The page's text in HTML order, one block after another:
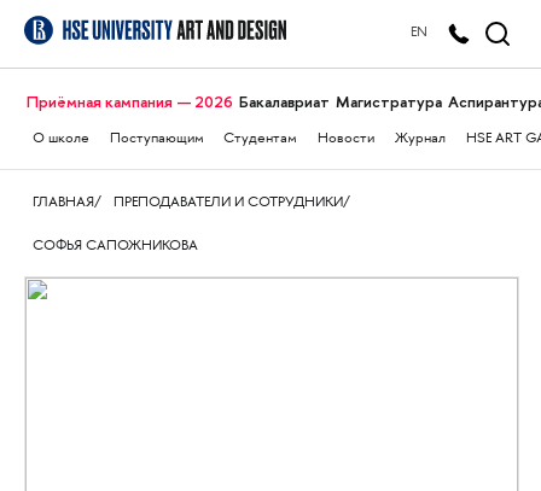
EN
Приёмная кампания — 2026 Бакалавриат Магистратура
О школе Поступающим Студентам Новости Журнал HSE ART
ГЛАВНАЯ ПРЕПОДАВАТЕЛИ И СОТРУДНИКИ
СОФЬЯ САПОЖНИКОВА